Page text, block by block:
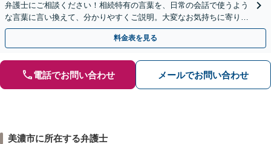
弁護士にご相談ください！相続特有の言葉を、日常の会話で使うよう
な言葉に言い換えて、分かりやすくご説明。大変なお気持ちに寄り添
い、納得できる解決を目指します
料金表を見る
電話でお問い合わせ メールでお問い合わせ
美濃市に所在する弁護士